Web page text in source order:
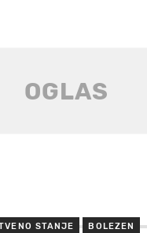
STANJE BOLEZEN